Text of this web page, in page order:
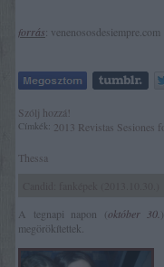
forrás: venenososdesiempre.com
Szólj hozzá!
Címkék: 2013 Revistas Sesiones
Thessa
A tegnapi napon (október 30.
megörökítettek.